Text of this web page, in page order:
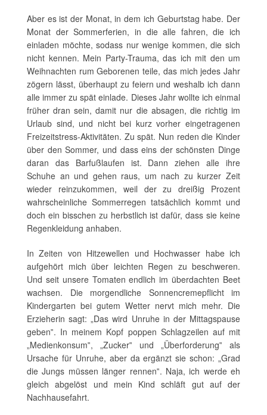
Aber es ist der Monat, in dem ich Geburtstag habe. Der
Monat der Sommerferien, in die alle fahren, die ich
einladen möchte, sodass nur wenige kommen, die sich
nicht kennen. Mein Party-Trauma, das ich mit den um
Weihnachten rum Geborenen teile, das mich jedes Jahr
zögern lässt, überhaupt zu feiern und weshalb ich dann
alle immer zu spät einlade. Dieses Jahr wollte ich einmal
früher dran sein, damit nur die absagen, die richtig im
Urlaub sind, und nicht bei kurz vorher eingetragenen
Freizeitstress-Aktivitäten. Zu spät. Nun reden die Kinder
über den Sommer, und dass eins der schönsten Dinge
daran das Barfußlaufen ist. Dann ziehen alle ihre
Schuhe an und gehen raus, um nach zu kurzer Zeit
wieder reinzukommen, weil der zu dreißig Prozent
wahrscheinliche Sommerregen tatsächlich kommt und
doch ein bisschen zu herbstlich ist dafür, dass sie keine
Regenkleidung anhaben.
In Zeiten von Hitzewellen und Hochwasser habe ich
aufgehört mich über leichten Regen zu beschweren.
Und seit unsere Tomaten endlich im überdachten Beet
wachsen. Die morgendliche Sonnencremepflicht im
Kindergarten bei gutem Wetter nervt mich mehr. Die
Erzieherin sagt: „Das wird Unruhe in der Mittagspause
geben‟. In meinem Kopf poppen Schlagzeilen auf mit
„Medienkonsum‟, „Zucker‟ und „Überforderung‟ als
Ursache für Unruhe, aber da ergänzt sie schon: „Grad
die Jungs müssen länger rennen‟. Naja, ich werde eh
gleich abgelöst und mein Kind schläft gut auf der
Nachhausefahrt.